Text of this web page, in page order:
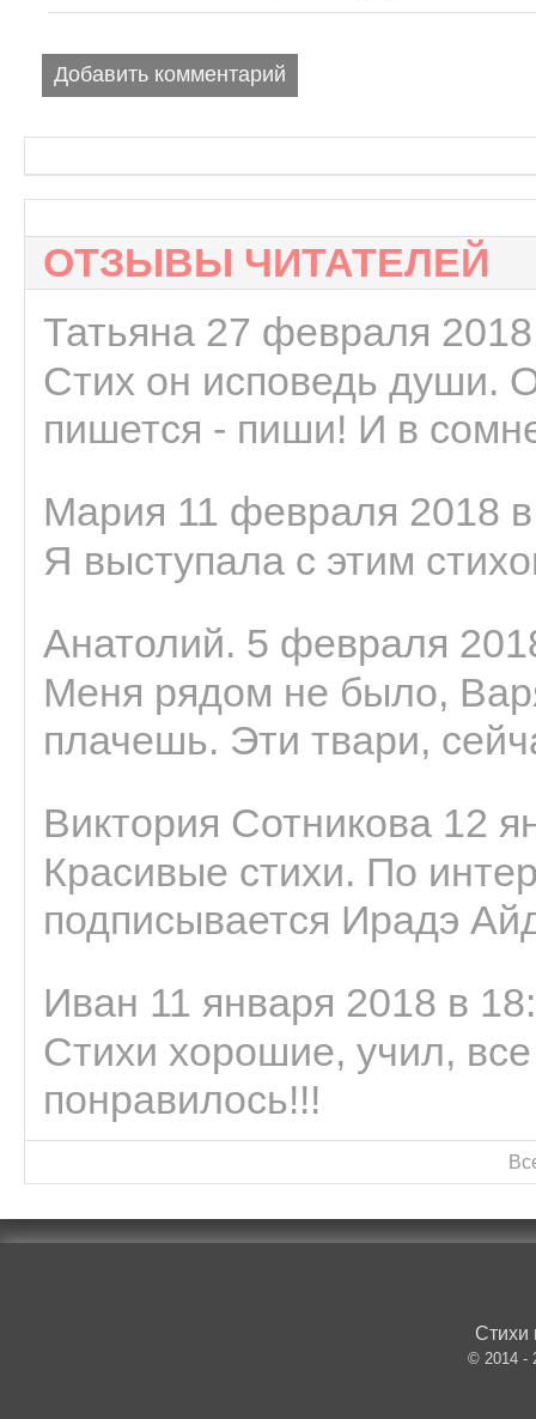
Добавить комментарий
ОТЗЫВЫ ЧИТАТЕЛЕЙ
Татьяна 27 февраля
Стих он исповедь души.
пишется - пиши! И в
Мария 11 февраля 2018
Я выступала с этим
Анатолий. 5 февраля
Меня рядом не было,
плачешь. Эти твари,
Виктория Сотникова 12
Красивые стихи. По
подписывается Ирадэ
Иван 11 января 2018 в
Стихи хорошие, учил,
понравилось!!!
Стихи
© 2014 -